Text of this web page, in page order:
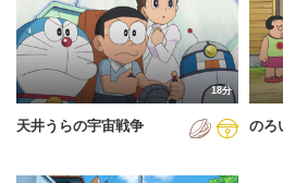
18分
天井うらの宇宙戦争 のろ